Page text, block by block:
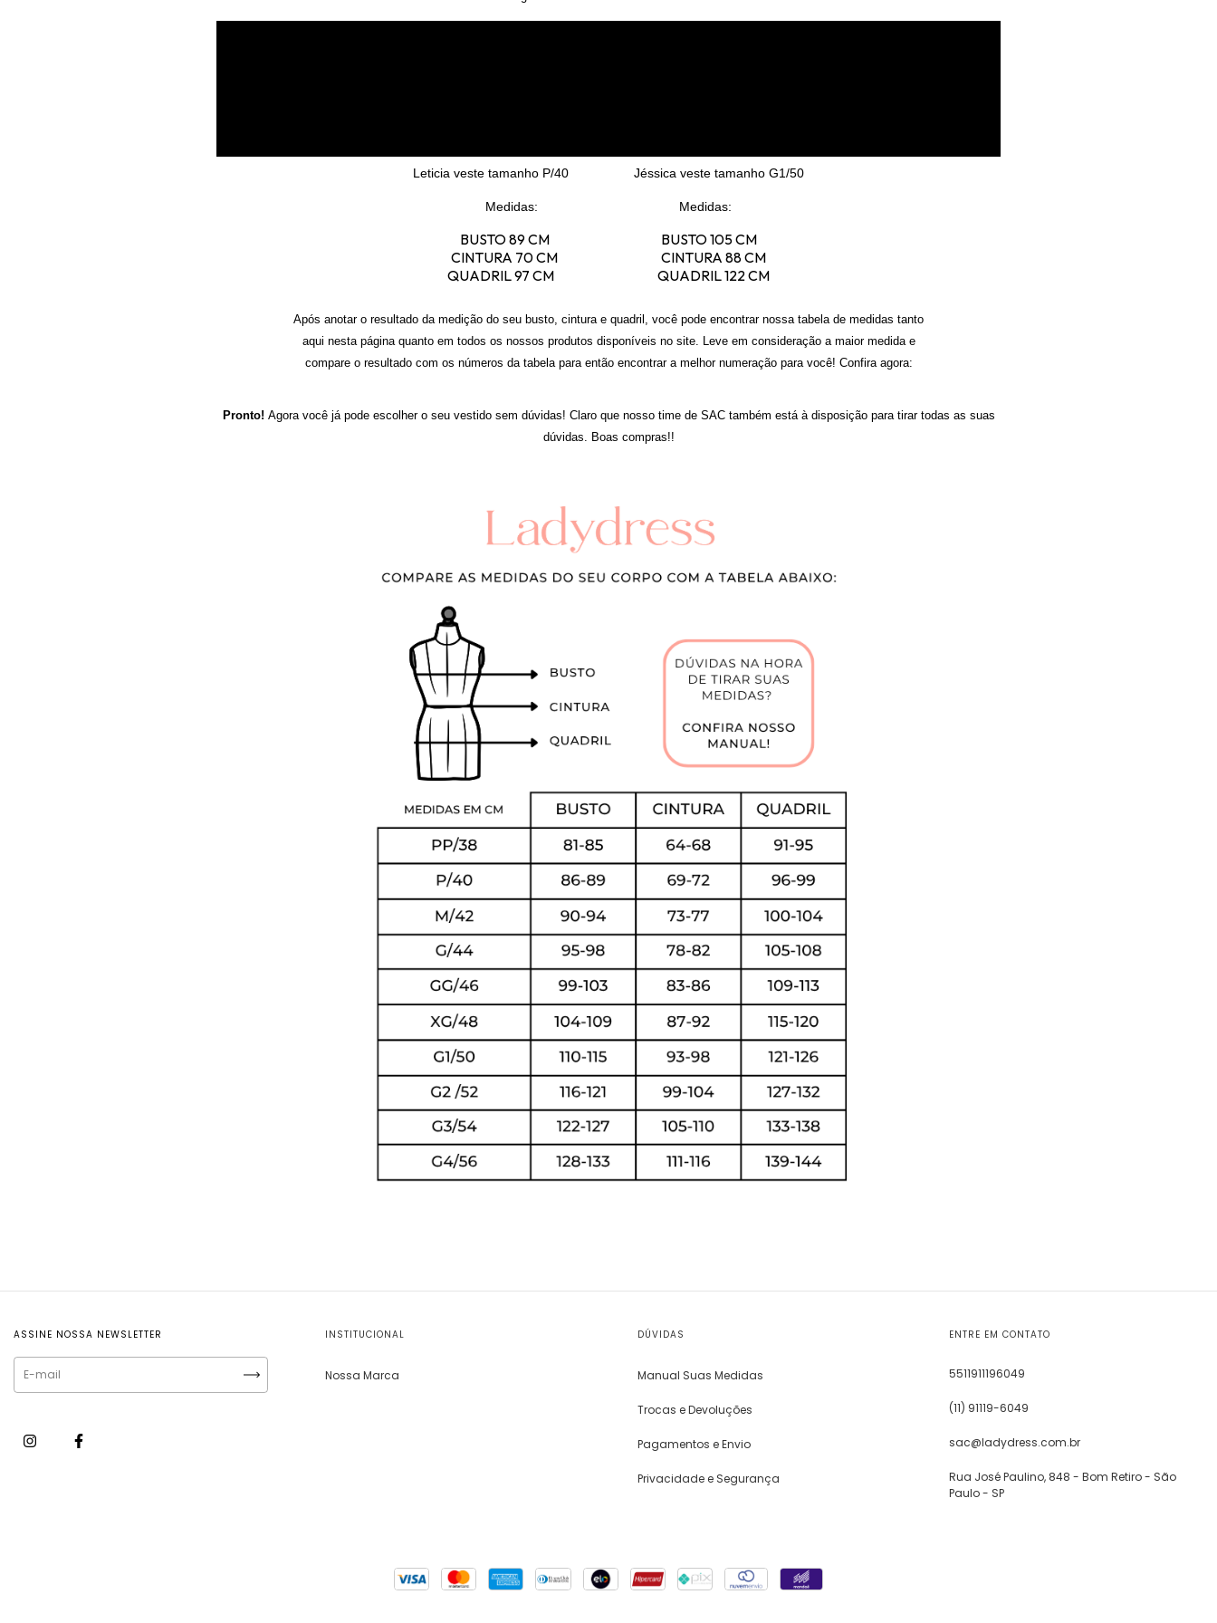
Leticia veste tamanho P/40 Jéssica veste tamanho G1/50
Medidas: Medidas:
BUSTO 89 CM BUSTO 105 CM
CINTURA 70 CM CINTURA 88 CM
QUADRIL 97 CM QUADRIL 122 CM
Após anotar o resultado da medição do seu busto, cintura e quadril, você pode encontrar nossa tabela de medidas tanto
aqui nesta página quanto em todos os nossos produtos disponíveis no site. Leve em consideração a maior medida e
compare o resultado com os números da tabela para então encontrar a melhor numeração para você! Confira agora:
Pronto! Agora você já pode escolher o seu vestido sem dúvidas! Claro que nosso time de SAC também está à disposição para tirar todas as suas
dúvidas. Boas compras!!
ASSINE NOSSA NEWSLETTER INSTITUCIONAL
Nossa Marca
DÚVIDAS
Manual Suas Medidas
Trocas e Devoluções
Pagamentos e Envio
Privacidade e Segurança
ENTRE EM CONTATO
5511911196049
(11) 91119-6049
sac@ladydress.com.br
Rua José Paulino, 848 - Bom Retiro - São
Paulo - SP